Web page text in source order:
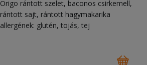
Origo rántott szelet, baconos csirkemell,
rántott sajt, rántott hagymakarika
allergének: glutén, tojás, tej